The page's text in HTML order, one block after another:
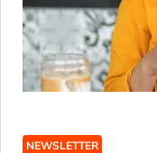
NEWSLETTER